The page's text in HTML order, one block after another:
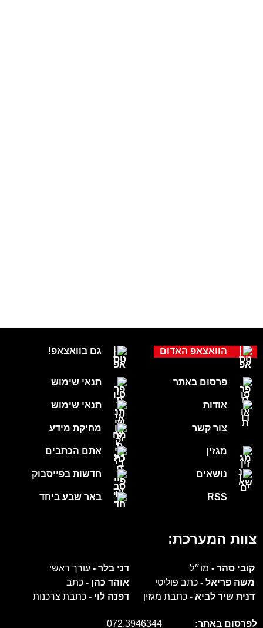
גם בוואצאפ!
תנאי שימוש
תנאי שימוש
מחיקת מידע
אתם הכתבים
חדשות בפייסבוק
באר שבע ביחד
הוואצאפ האדום
פרסום באתר
אודות
צור קשר
מגזין
נושאים
RSS
צוות המערכת:
קובי סהר - מו״ל דני בלר -עורך ראשי
משה פריאל - כתב פוליטי אוהד כהן -כתב
דנית שיר לביא - כתבת מגזין דפנה לוי -כתבת צרכנות
לפרסום באתר: 072.3946344